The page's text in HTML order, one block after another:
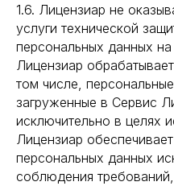
1.6. Лицензиар не
услуги технической
персональных данных
Лицензиар
том числе,
загруженные в Сервис
исключительно в целях
Лицензиар
персональных данных
соблюдения